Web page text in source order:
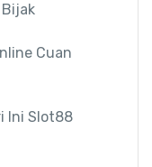
Cuan
Ini Slot88